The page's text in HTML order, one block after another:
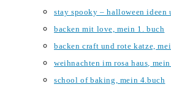
stay spooky – halloween ideen
backen mit love, mein 1. buch
backen craft und rote katze,
weihnachten im rosa haus,
school of baking, mein 4.buch